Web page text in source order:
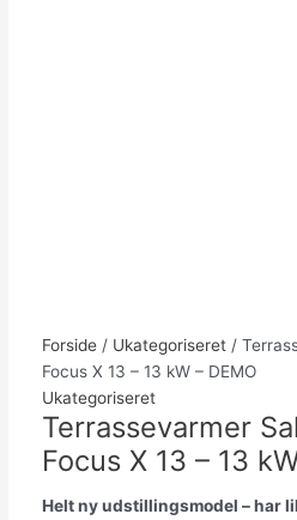
Forside/ Ukategoriseret/
Focus X 13 – 13 kW – DEMO
Ukategoriseret
Terrassevarmer
Focus X 13 – 13
Helt ny udstillingsmodel – har